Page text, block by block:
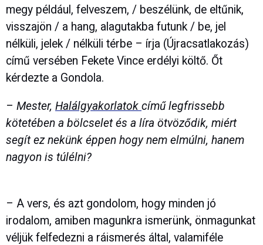
megy például, felveszem, / beszélünk, de eltűnik,
visszajön / a hang, alagutakba futunk / be, jel
nélküli, jelek / nélküli térbe – írja (Újracsatlakozás)
című versében Fekete Vince erdélyi költő. Őt
kérdezte a Gondola.
– Mester, Halálgyakorlatok című legfrissebb
kötetében a bölcselet és a líra ötvöződik, miért
segít ez nekünk éppen hogy nem elmúlni, hanem
nagyon is túlélni?
– A vers, és azt gondolom, hogy minden jó
irodalom, amiben magunkra ismerünk, önmagunkat
véljük felfedezni a ráismerés által, valamiféle